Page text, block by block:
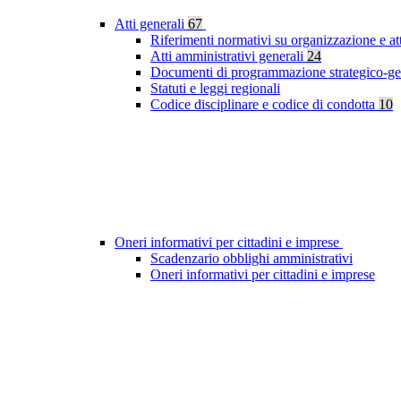
Atti generali 67
Riferimenti normativi su organizzazione e
Atti amministrativi generali 24
Documenti di programmazione strategico-
Statuti e leggi regionali
Codice disciplinare e codice di condotta 10
Oneri informativi per cittadini e imprese
Scadenzario obblighi amministrativi
Oneri informativi per cittadini e imprese